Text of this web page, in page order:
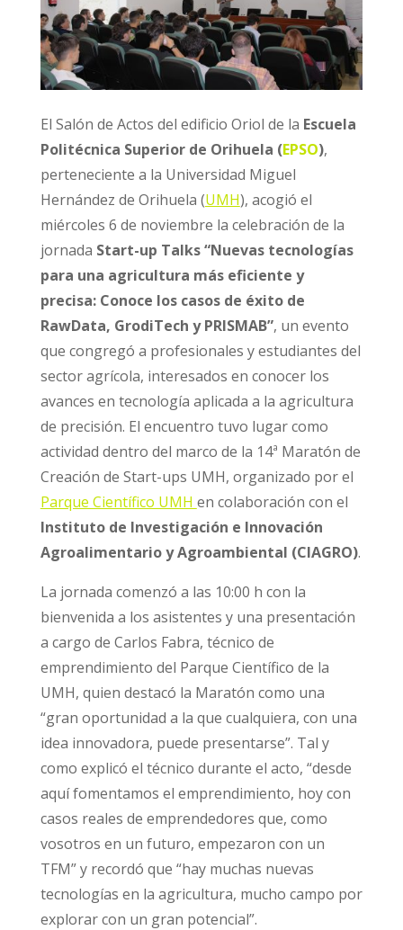
El Salón de Actos del edificio Oriol de la Escuela
Politécnica Superior de Orihuela (EPSO),
perteneciente a la Universidad Miguel
Hernández de Orihuela (UMH), acogió el
miércoles 6 de noviembre la celebración de la
jornada Start-up Talks “Nuevas tecnologías
para una agricultura más eficiente y
precisa: Conoce los casos de éxito de
RawData, GrodiTech y PRISMAB”, un evento
que congregó a profesionales y estudiantes del
sector agrícola, interesados en conocer los
avances en tecnología aplicada a la agricultura
de precisión. El encuentro tuvo lugar como
actividad dentro del marco de la 14ª Maratón de
Creación de Start-ups UMH, organizado por el
Parque Científico UMH en colaboración con el
Instituto de Investigación e Innovación
Agroalimentario y Agroambiental (CIAGRO).
La jornada comenzó a las 10:00 h con la
bienvenida a los asistentes y una presentación
a cargo de Carlos Fabra, técnico de
emprendimiento del Parque Científico de la
UMH, quien destacó la Maratón como una
“gran oportunidad a la que cualquiera, con una
idea innovadora, puede presentarse”. Tal y
como explicó el técnico durante el acto, “desde
aquí fomentamos el emprendimiento, hoy con
casos reales de emprendedores que, como
vosotros en un futuro, empezaron con un
TFM” y recordó que “hay muchas nuevas
tecnologías en la agricultura, mucho campo por
explorar con un gran potencial”.